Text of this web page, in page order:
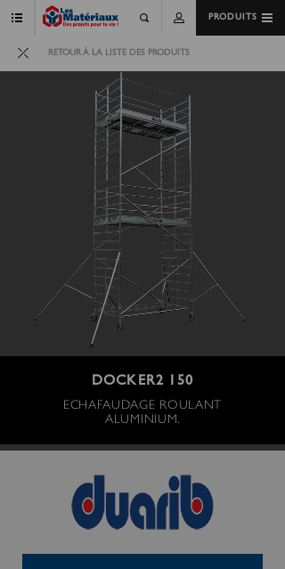
PRODUITS
RETOUR À LA LISTE DES PRODUITS
DOCKER2 150
ECHAFAUDAGE ROULANT
ALUMINIUM.